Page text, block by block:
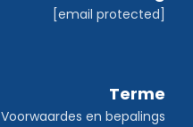
[email protected]
Terme
Voorwaardes en bepalings